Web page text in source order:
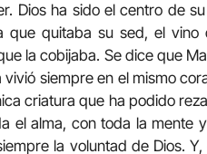
Dios ha sido el centro de
que quitaba su sed, el
la cobijaba. Se dice que
siempre en el mismo
criatura que ha podido
el alma, con toda la mente
la voluntad de Dios.